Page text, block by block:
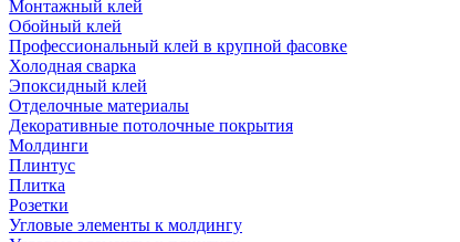
Монтажный клей
Обойный клей
Профессиональный клей в крупной фасовке
Холодная сварка
Эпоксидный клей
Отделочные материалы
Декоративные потолочные покрытия
Молдинги
Плинтус
Плитка
Розетки
Угловые элементы к молдингу